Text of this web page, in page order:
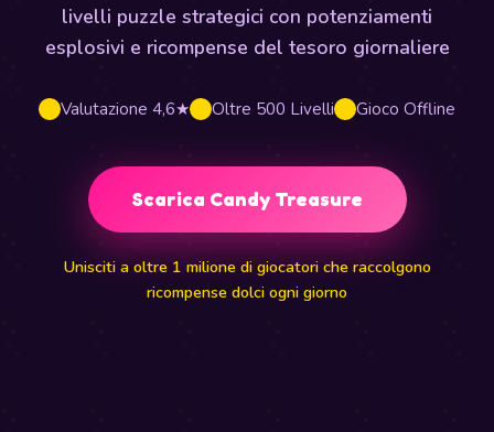
livelli puzzle strategici con potenziamenti
esplosivi e ricompense del tesoro giornaliere
Valutazione 4,6★ Oltre 500 Livelli Gioco Offline
Scarica Candy Treasure
Unisciti a oltre 1 milione di giocatori che raccolgono
ricompense dolci ogni giorno